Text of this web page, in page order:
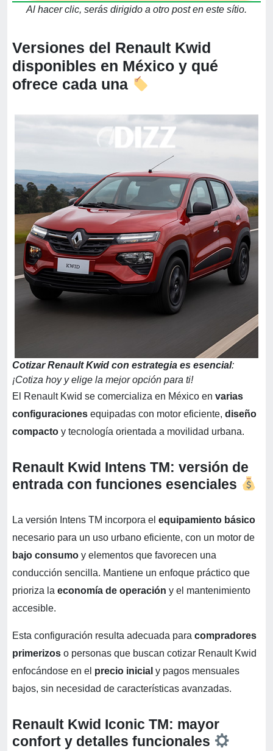
Al hacer clic, serás dirigido a otro post en este sítio.
Versiones del Renault Kwid
disponibles en México y qué
ofrece cada una
Cotizar Renault Kwid con estrategia es esencial:
¡Cotiza hoy y elige la mejor opción para ti!
El Renault Kwid se comercializa en México en varias
configuraciones equipadas con motor eficiente, diseño
compacto y tecnología orientada a movilidad urbana.
Renault Kwid Intens TM: versión de
entrada con funciones esenciales
La versión Intens TM incorpora el equipamiento básico
necesario para un uso urbano eficiente, con un motor de
bajo consumo y elementos que favorecen una
conducción sencilla. Mantiene un enfoque práctico que
prioriza la economía de operación y el mantenimiento
accesible.
Esta configuración resulta adecuada para compradores
primerizos o personas que buscan cotizar Renault Kwid
enfocándose en el precio inicial y pagos mensuales
bajos, sin necesidad de características avanzadas.
Renault Kwid Iconic TM: mayor
confort y detalles funcionales